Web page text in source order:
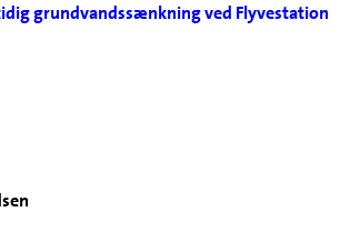
grundvandssænkning ved Flyvestation